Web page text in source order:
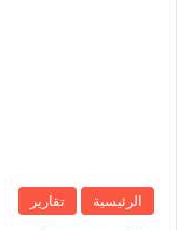
الرئيسية تقارير